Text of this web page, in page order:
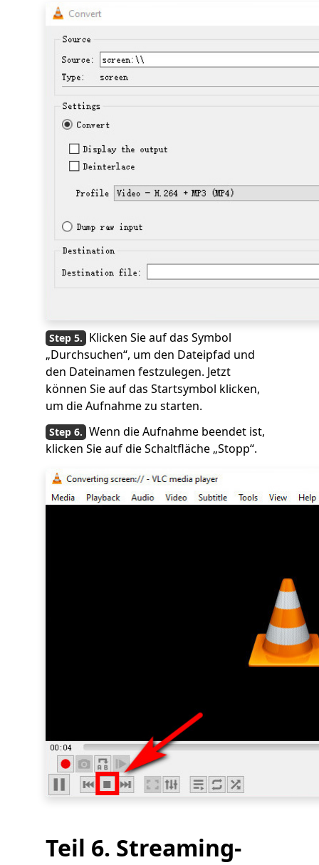
Klicken Sie auf das Symbol
„Durchsuchen“, um den Dateipfad und
den Dateinamen festzulegen. Jetzt
können Sie auf das Startsymbol klicken,
um die Aufnahme zu starten.
Wenn die Aufnahme beendet ist,
klicken Sie auf die Schaltfläche „Stopp“.
Teil 6. Streaming-